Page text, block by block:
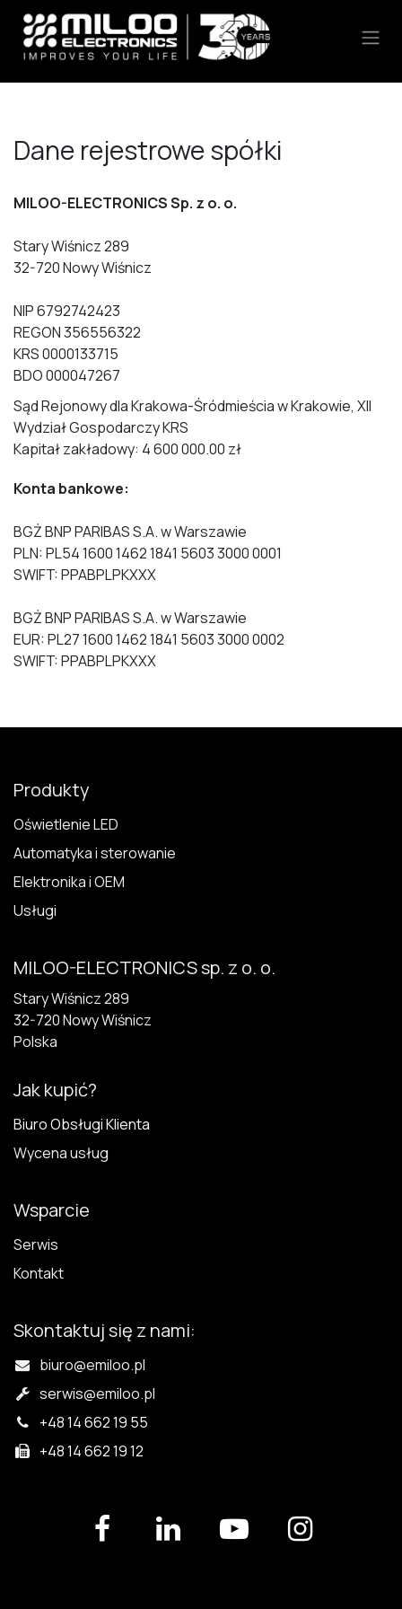
Skip to Content
​Dane rejestrowe spółki
MILOO-ELECTRONICS Sp. z o. o.
Stary Wiśnicz 289
32-720 Nowy Wiśnicz
NIP 6792742423
REGON 356556322
KRS 0000133715
BDO 000047267
Sąd Rejonowy dla Krakowa-Śródmieścia w Krakowie, XII
Wydział Gospodarczy KRS
Kapitał zakładowy: 4 600 000.00 zł
Konta bankowe:
BGŻ BNP PARIBAS S.A. w Warszawie
PLN: PL54 1600 1462 1841 5603 3000 0001
SWIFT: PPABPLPKXXX
BGŻ BNP PARIBAS S.A. w Warszawie
EUR: PL27 1600 1462 1841 5603 3000 0002
SWIFT: PPABPLPKXXX
Produkty
Oświetlenie LED
Automatyka i sterowanie
Elektronika i OEM
Usługi
MILOO-ELECTRONICS sp. z o. o.
Stary Wiśnicz 289
32-720 N​owy Wiśnicz
Polska
Jak kupić?
Biuro Obsługi Klienta
Wycena usług
Wsparcie
Serwis
Kontakt
Skontaktuj się z nami:
biuro@emiloo.pl
serwis@emiloo.pl
+48 14 662 19 55
+48 14 662 19 12